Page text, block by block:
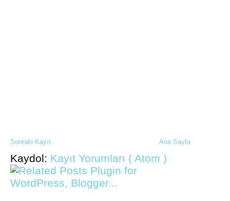
Sonraki Kayıt Ana Sayfa
Kaydol: Kayıt Yorumları ( Atom )